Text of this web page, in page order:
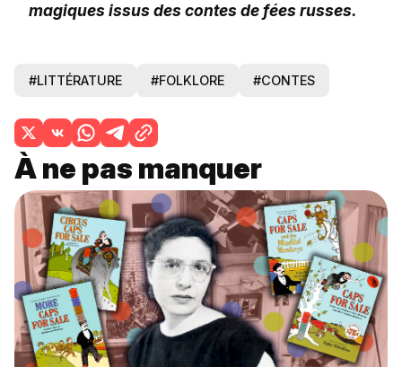
magiques issus des contes de fées russes.
#LITTÉRATURE #FOLKLORE #CONTES
À ne pas manquer